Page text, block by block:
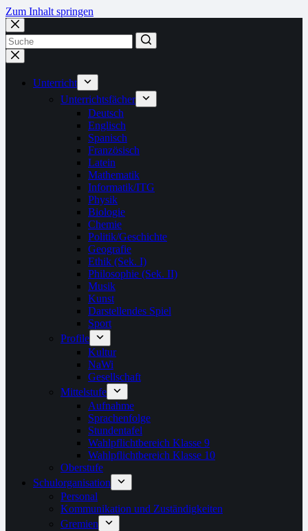
Zum Inhalt springen
Unterricht
Unterrichtsfächer
Deutsch
Englisch
Spanisch
Französisch
Latein
Mathematik
Informatik/ITG
Physik
Biologie
Chemie
Politik/Geschichte
Geografie
Ethik (Sek. I)
Philosophie (Sek. II)
Musik
Kunst
Darstellendes Spiel
Sport
Profile
Kultur
NaWi
Gesellschaft
Mittelstufe
Aufnahme
Sprachenfolge
Stundentafel
Wahlpflichtbereich Klasse 9
Wahlpflichtbereich Klasse 10
Oberstufe
Schulorganisation
Personal
Kommunikation und Zuständigkeiten
Gremien